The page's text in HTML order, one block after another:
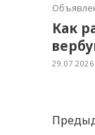
Как
29.07.2026